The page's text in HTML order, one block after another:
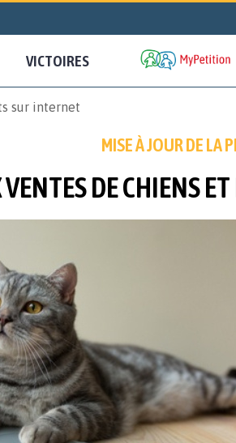
VICTOIRES
sur internet
MISE À JOUR DE LA
DE CHIENS